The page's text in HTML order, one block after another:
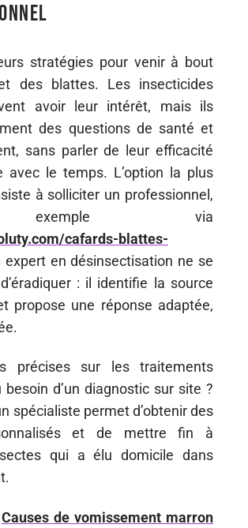
stratégies pour venir à bout
des blattes. Les insecticides
avoir leur intérêt, mais ils
des questions de santé et
sans parler de leur efficacité
avec le temps. L’option la plus
à solliciter un professionnel,
via
cafards-blattes-
expert en désinsectisation ne se
: il identifie la source
propose une réponse adaptée,
précises sur les traitements
besoin d’un diagnostic sur site ?
spécialiste permet d’obtenir des
et de mettre fin à
qui a élu domicile dans
Causes de vomissement marron